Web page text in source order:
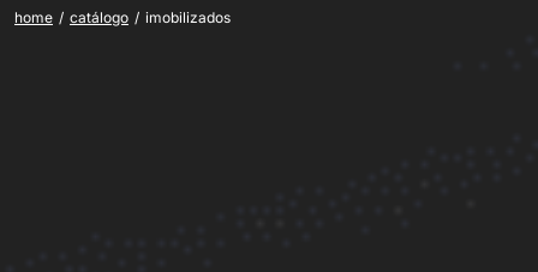
home / catálogo / imobilizados